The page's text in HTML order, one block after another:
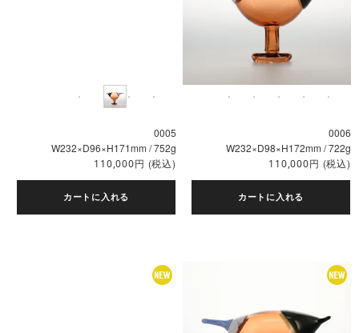
0005
W232×D96×H171mm / 752g
110,000円 (税込)
カートに入れる
0006
W232×D98×H172mm / 722g
110,000円 (税込)
カートに入れる